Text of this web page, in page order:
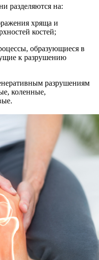
разделяются на:
хряща и
костей;
образующиеся в
к разрушению
разрушениям
коленные,